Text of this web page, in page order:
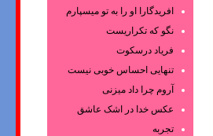
افریدگارا او را به تو میسپارم
نگو که تکراریست
فریاد درسکوت
تنهایی احساس خوبی نیست
آروم چرا داد میزنی
عکس‌ خدا در اشک‌ عاشق‌
تجربه